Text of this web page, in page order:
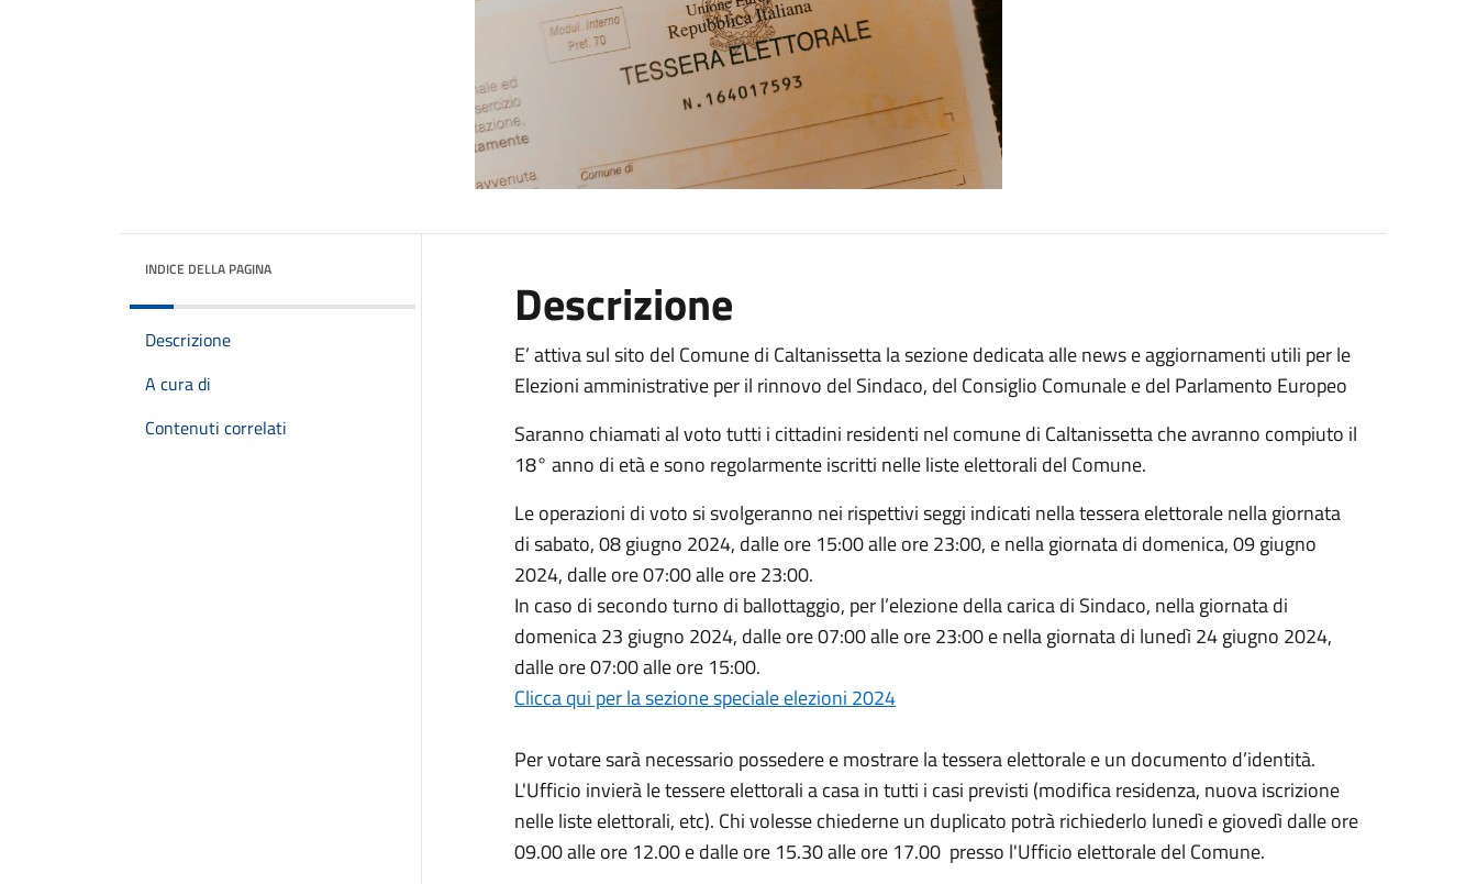
INDICE DELLA PAGINA
Descrizione
A cura di
Contenuti correlati
Descrizione
E’ attiva sul sito del Comune di Caltanissetta la sezione dedicata alle news e aggiornamenti utili per le
Elezioni amministrative per il rinnovo del Sindaco, del Consiglio Comunale e del Parlamento Europeo
Saranno chiamati al voto tutti i cittadini residenti nel comune di Caltanissetta che avranno compiuto il
18° anno di età e sono regolarmente iscritti nelle liste elettorali del Comune.
Le operazioni di voto si svolgeranno nei rispettivi seggi indicati nella tessera elettorale nella giornata
di sabato, 08 giugno 2024, dalle ore 15:00 alle ore 23:00, e nella giornata di domenica, 09 giugno
2024, dalle ore 07:00 alle ore 23:00.
In caso di secondo turno di ballottaggio, per l’elezione della carica di Sindaco, nella giornata di
domenica 23 giugno 2024, dalle ore 07:00 alle ore 23:00 e nella giornata di lunedì 24 giugno 2024,
dalle ore 07:00 alle ore 15:00.
Clicca qui per la sezione speciale elezioni 2024
Per votare sarà necessario possedere e mostrare la tessera elettorale e un documento d’identità.
L'Ufficio invierà le tessere elettorali a casa in tutti i casi previsti (modifica residenza, nuova iscrizione
nelle liste elettorali, etc). Chi volesse chiederne un duplicato potrà richiederlo lunedì e giovedì dalle ore
09.00 alle ore 12.00 e dalle ore 15.30 alle ore 17.00 presso l'Ufficio elettorale del Comune.